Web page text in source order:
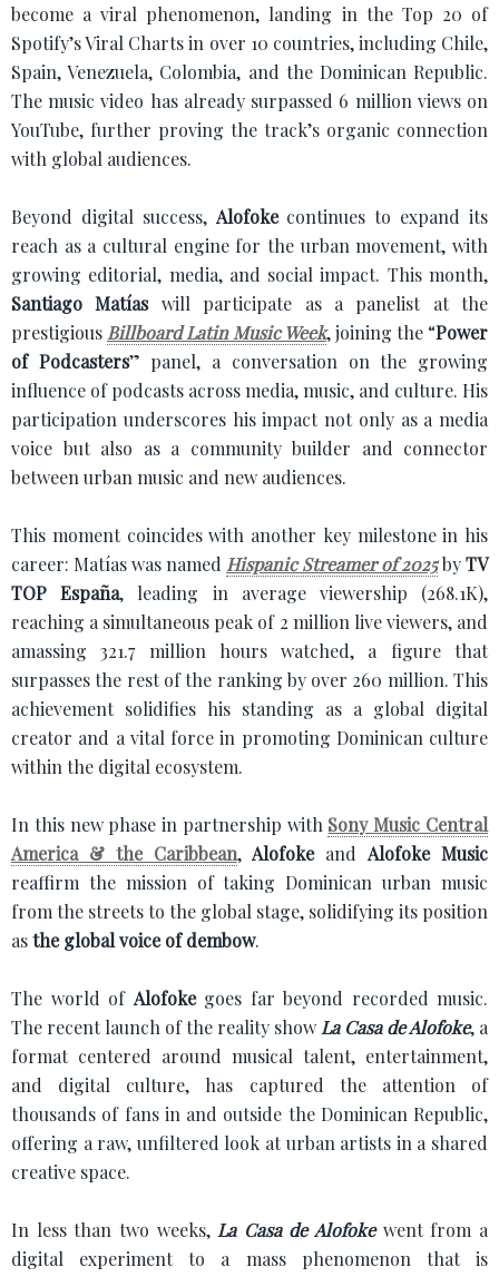
become a viral phenomenon, landing in the Top 20 of
Spotify’s Viral Charts in over 10 countries, including Chile,
Spain, Venezuela, Colombia, and the Dominican Republic.
The music video has already surpassed 6 million views on
YouTube, further proving the track’s organic connection
with global audiences.
Beyond digital success, Alofokecontinues to expand its
reach as a cultural engine for the urban movement, with
growing editorial, media, and social impact. This month,
Santiago Matíaswill participate as a panelist at the
prestigious Billboard Latin Music Week, joining the “Power
of Podcasters” panel, a conversation on the growing
influence of podcasts across media, music, and culture. His
participation underscores his impact not only as a media
voice but also as a community builder and connector
between urban music and new audiences.
This moment coincides with another key milestone in his
career: Matías was named Hispanic Streamer of 2025byTV
TOP España, leading in average viewership (268.1K),
reaching a simultaneous peak of 2 million live viewers, and
amassing 321.7 million hours watched, a figure that
surpasses the rest of the ranking by over 260 million. This
achievement solidifies his standing as a global digital
creator and a vital force in promoting Dominican culture
within the digital ecosystem.
In this new phase in partnership with Sony Music Central
America & the Caribbean,AlofokeandAlofoke Music
reaffirm the mission of taking Dominican urban music
from the streets to the global stage, solidifying its position
asthe global voice of dembow.
The world of Alofokegoes far beyond recorded music.
The recent launch of the reality show La Casa de Alofoke, a
format centered around musical talent, entertainment,
and digital culture, has captured the attention of
thousands of fans in and outside the Dominican Republic,
offering a raw, unfiltered look at urban artists in a shared
creative space.
In less than two weeks, La Casa de Alofokewent from a
digital experiment to a mass phenomenon that is